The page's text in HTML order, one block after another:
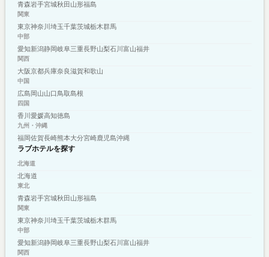
青森岩手宮城秋田山形福島
関東
東京神奈川埼玉千葉茨城栃木群馬
中部
愛知新潟静岡岐阜三重長野山梨石川富山福井
関西
大阪京都兵庫奈良滋賀和歌山
中国
広島岡山山口 鳥取島根
四国
香川愛媛高知徳島
九州・沖縄
福岡佐賀長崎熊本大分宮崎鹿児島沖縄
ラブホテルを探す
北海道
北海道
東北
青森岩手宮城秋田山形福島
関東
東京神奈川埼玉千葉茨城栃木群馬
中部
愛知新潟静岡岐阜三重長野山梨石川富山福井
関西